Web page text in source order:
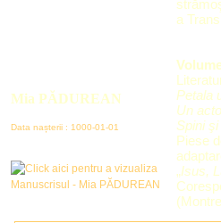
Mia PĂDUREAN
Data nașterii : 1000-01-01
a
Petala
Un
Spini
Piese
„Isus,